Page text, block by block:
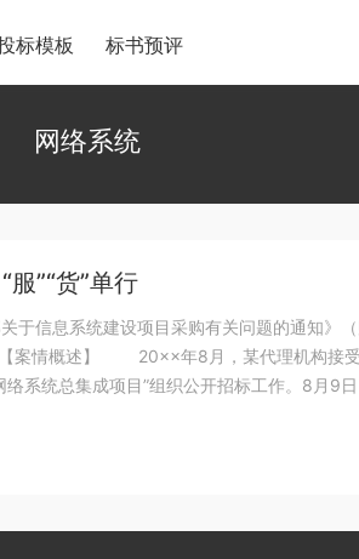
标模板 标书预评
网络系统
”“货”单行
于信息系统建设项目采购有关问题的通知》
【案情概述】 20××年8月，某代理机构接受
络系统总集成项目”组织公开招标工作。8月9
，在中国政府采购网上发布了招标公告，并同